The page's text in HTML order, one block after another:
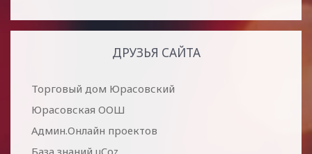
ДРУЗЬЯ САЙТА
Торговый дом Юрасовский
Юрасовская ООШ
Админ.Онлайн проектов
База знаний uCoz